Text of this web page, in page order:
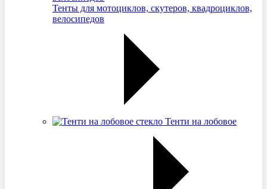
Тенты для мотоциклов, скутеров, квадроциклов,
велосипедов
Тенти на лобовое